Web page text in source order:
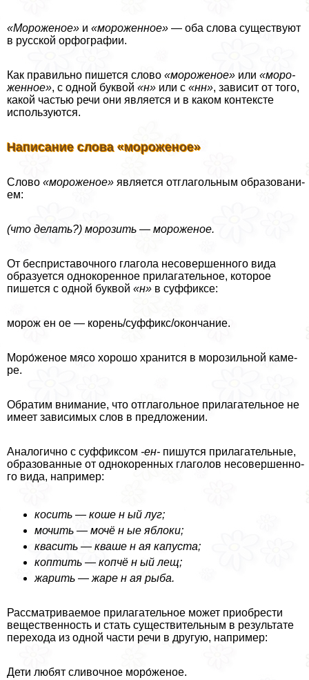
«Мороженое» и «моро­жен­ное» — оба сло­ва суще­ству­ют
в рус­ской орфо­гра­фии.
Как пра­виль­но пишет­ся сло­во «моро­же­ное» или «моро­
жен­ное», с одной бук­вой «н» или с «нн», зави­сит от того,
какой частью речи они явля­ет­ся и в каком кон­тек­сте
исполь­зу­ют­ся.
Написание слова «мороженое»
Слово «моро­же­ное» явля­ет­ся отгла­голь­ным обра­зо­ва­ни­
ем:
(что делать?) моро­зить — моро­же­ное.
От бес­при­ста­воч­но­го гла­го­ла несо­вер­шен­но­го вида
обра­зу­ет­ся одно­ко­рен­ное при­ла­га­тель­ное, кото­рое
пишет­ся с одной бук­вой «н» в суф­фик­се:
морож ен ое — корень/суффикс/окончание.
Моро́женое мясо хоро­шо хра­нит­ся в моро­зиль­ной каме­
ре.
Обратим вни­ма­ние, что отгла­голь­ное при­ла­га­тель­ное не
име­ет зави­си­мых слов в пред­ло­же­нии.
Аналогично с суф­фик­сом -ен- пишут­ся при­ла­га­тель­ные,
обра­зо­ван­ные от одно­ко­рен­ных гла­го­лов несо­вер­шен­но­
го вида, напри­мер:
косить — коше н ый луг;
мочить — мочё н ые ябло­ки;
ква­сить — ква­ше н ая капу­ста;
коп­тить — коп­чё н ый лещ;
жарить — жаре н ая рыба.
Рассматриваемое при­ла­га­тель­ное может при­об­ре­сти
веще­ствен­ность и стать суще­стви­тель­ным в резуль­та­те
пере­хо­да из одной части речи в дру­гую, напри­мер:
Дети любят сли­воч­ное моро́женое.